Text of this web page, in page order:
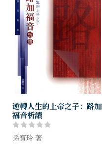
逆轉人生的上帝之子：路加
福音析讀
孫寶玲 著